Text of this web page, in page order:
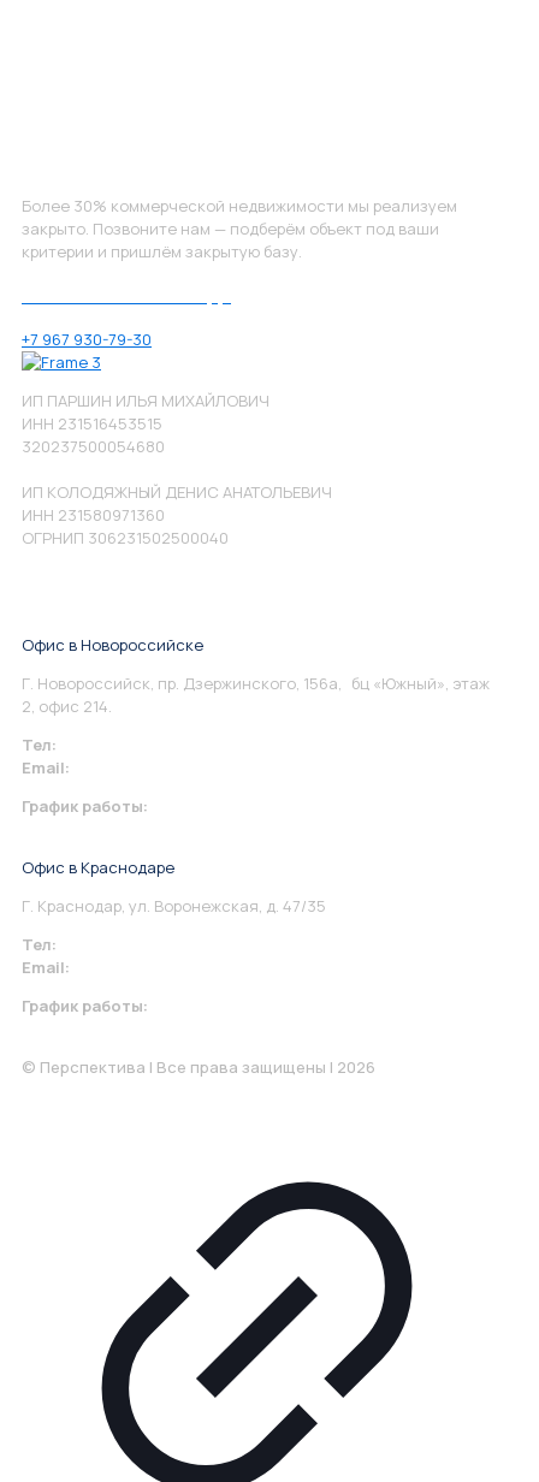
Более 30% коммерческой недвижимости мы реализуем
закрыто. Позвоните нам — подберём объект под ваши
критерии и пришлём закрытую базу.
+7 967 930-79-30
ИП ПАРШИН ИЛЬЯ МИХАЙЛОВИЧ
ИНН 231516453515
320237500054680
ИП КОЛОДЯЖНЫЙ ДЕНИС АНАТОЛЬЕВИЧ
ИНН 231580971360
ОГРНИП 306231502500040
Офис в Новороссийске
Г. Новороссийск, пр. Дзержинского, 156а, бц «Южный», этаж
2, офис 214.
Тел:
Email:
График работы:
Офис в Краснодаре
Г. Краснодар, ул. Воронежская, д. 47/35
Тел:
Email:
График работы:
© Перспектива | Все права защищены | 2026